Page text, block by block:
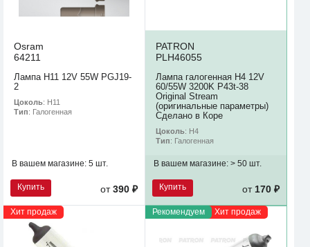
Osram
64211
Лампа H11 12V 55W PGJ19-
2
Цоколь: H11
Тип: Галогенная
В вашем магазине: 5 шт.
Купить от390 ₽
PATRON
PLH46055
Лампа галогенная H4 12V
60/55W 3200K P43t-38
Original Stream
(оригинальные параметры)
Сделано в Коре
Цоколь: H4
Тип: Галогенная
В вашем магазине: > 50 шт.
Купить от 170 ₽
Хит продаж Рекомендуем Хит продаж